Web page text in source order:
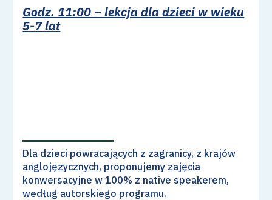
Godz. 11:00 – lekcja dla dzieci w wieku
5-7 lat
Dla dzieci powracających z zagranicy, z krajów
anglojęzycznych, proponujemy zajęcia
konwersacyjne w 100% z native speakerem,
według autorskiego programu.